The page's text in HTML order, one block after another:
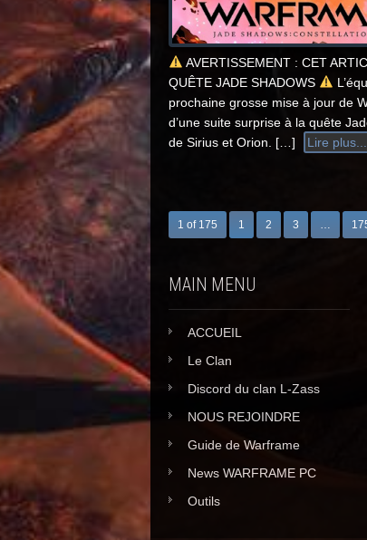
AVERTISSEMENT : CET
QUÊTE JADE SHADOWS
prochaine grosse mise à jour de
d’une suite surprise à la quête
de Sirius et Orion. […]
Lire plus...
1 of 175 1 2 3 …
MAIN MENU
ACCUEIL
Le Clan
Discord du clan L-Zass
NOUS REJOINDRE
Guide de Warframe
News WARFRAME PC
Outils